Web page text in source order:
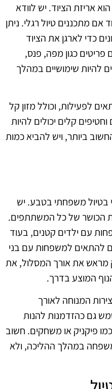
אריזת הציוד. יש לוודא
אם מתכננים טיול רגלי. ניתן
כדי לארגן את הציוד
כגון מפה, פנס,
להיות שימושיים במהלך
לפעילות, וכולל מזון קל
וחטיפים קלים יכולים להיות
ביותר, ויש להביא כמות
בטיול משפחתי בטבע. יש
הכושר של כל המשתתפים.
עם ילדים קטנים, בעוד
להתאים למשפחות עם בני
מראש את אורך המסלול, את
המוצע בדרך.
המנוחה לאורך
גם כהזדמנות להנות
פיקניק או משחקים. חשוב
במהלך ההליכה, ולא